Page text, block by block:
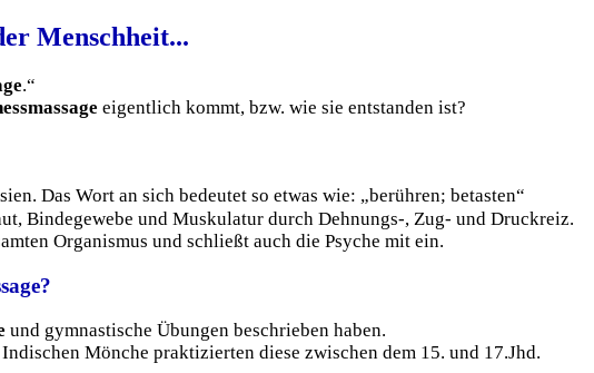
Menschheit...
.“
eigentlich kommt, bzw. wie sie entstanden ist?
Das Wort an sich bedeutet so etwas wie: „berühren; betasten“
Bindegewebe und Muskulatur durch Dehnungs-, Zug- und Druckreiz.
Organismus und schließt auch die Psyche mit ein.
und gymnastische Übungen beschrieben haben.
Mönche praktizierten diese zwischen dem 15. und 17.Jhd.